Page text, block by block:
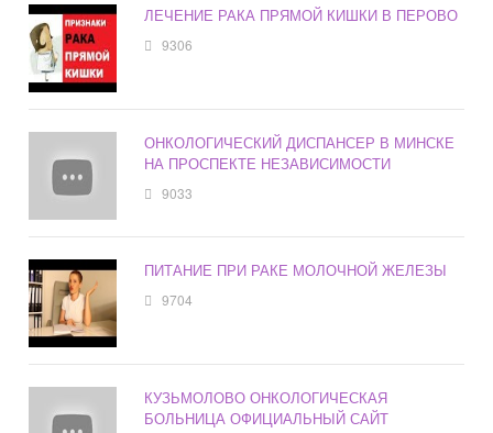
ЛЕЧЕНИЕ РАКА ПРЯМОЙ КИШКИ В ПЕРОВО
9306
ОНКОЛОГИЧЕСКИЙ ДИСПАНСЕР В МИНСКЕ
НА ПРОСПЕКТЕ НЕЗАВИСИМОСТИ
9033
ПИТАНИЕ ПРИ РАКЕ МОЛОЧНОЙ ЖЕЛЕЗЫ
9704
КУЗЬМОЛОВО ОНКОЛОГИЧЕСКАЯ
БОЛЬНИЦА ОФИЦИАЛЬНЫЙ САЙТ